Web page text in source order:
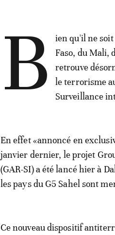
B
ien qu'il ne
Faso, du Mali,
retrouve
le terrorisme
Surveillance
En effet «annoncé en
janvier dernier, le projet
(GAR-SI) a été lancé hier à
les pays du G5 Sahel sont
Ce nouveau dispositif